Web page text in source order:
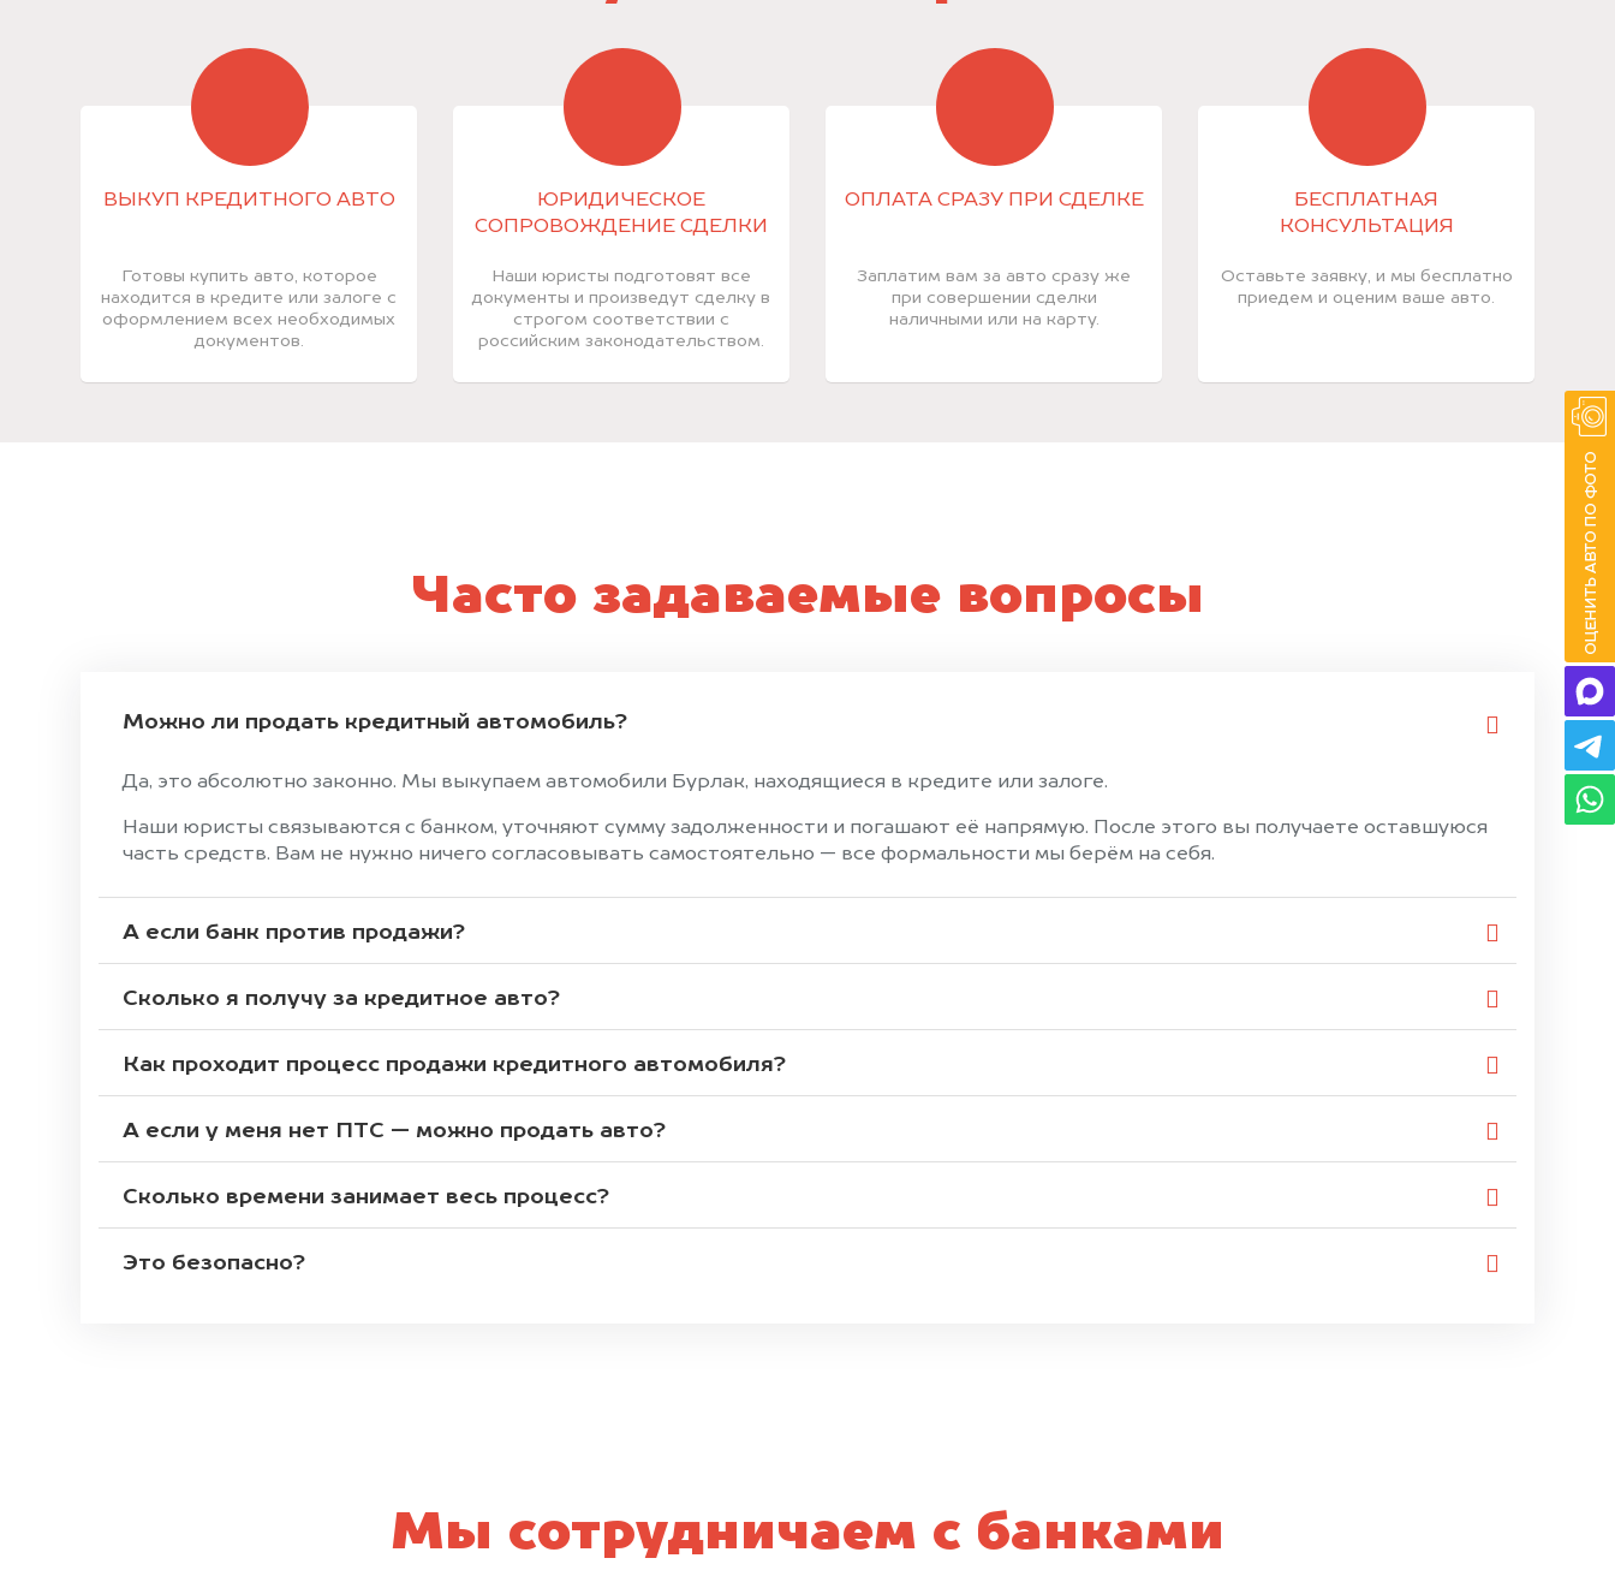
ВЫКУП КРЕДИТНОГО АВТО
Готовы купить авто, которое
находится в кредите или залоге с
оформлением всех необходимых
документов.
ЮРИДИЧЕСКОЕ
СОПРОВОЖДЕНИЕ СДЕЛКИ
Наши юристы подготовят все
документы и произведут сделку в
строгом соответствии с
российским законодательством.
ОПЛАТА СРАЗУ ПРИ СДЕЛКЕ
Заплатим вам за авто сразу же
при совершении сделки
наличными или на карту.
БЕСПЛАТНАЯ
КОНСУЛЬТАЦИЯ
Оставьте заявку, и мы бесплатно
приедем и оценим ваше авто.
Часто задаваемые вопросы
Можно ли продать кредитный автомобиль?
Да, это абсолютно законно. Мы выкупаем автомобили Бурлак, находящиеся в кредите или залоге.
Наши юристы связываются с банком, уточняют сумму задолженности и погашают её напрямую. После этого вы получаете оставшуюся
часть средств. Вам не нужно ничего согласовывать самостоятельно — все формальности мы берём на себя.
А если банк против продажи?
Сколько я получу за кредитное авто?
Как проходит процесс продажи кредитного автомобиля?
А если у меня нет ПТС — можно продать авто?
Сколько времени занимает весь процесс?
Это безопасно?
Мы сотрудничаем с банками